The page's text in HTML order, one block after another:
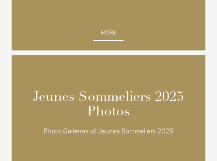
MORE
Jeunes Sommeliers 2025
Photos
Photo Galleries of Jeunes Sommeliers 2025
Jeunes Sommeliers 2025
Photos